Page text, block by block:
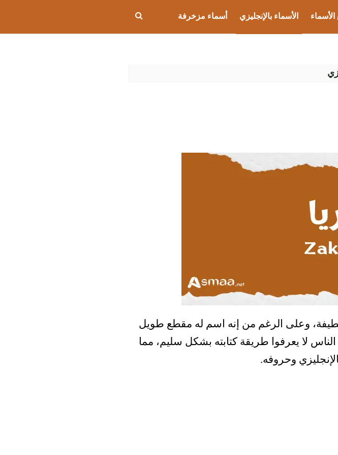
الأسماء الأسماء بالإنجليزي أسماء مزخرفة
وعلى الرغم من إنه اسم له مقطع طويل
لا يعرفوا طريقة كتابته بشكل سليم، مما
وحروفه.